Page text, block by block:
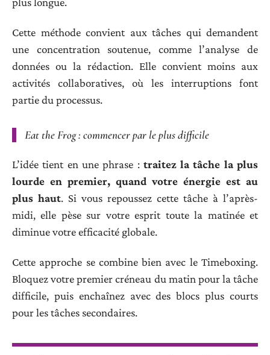
Cette méthode convient aux tâches qui demandent
une concentration soutenue, comme l’analyse de
données ou la rédaction. Elle convient moins aux
activités collaboratives, où les interruptions font
partie du processus.
Eat the Frog : commencer par le plus difficile
L’idée tient en une phrase : traitez la tâche la plus
lourde en premier, quand votre énergie est au
plus haut. Si vous repoussez cette tâche à l’après-
midi, elle pèse sur votre esprit toute la matinée et
diminue votre efficacité globale.
Cette approche se combine bien avec le Timeboxing.
Bloquez votre premier créneau du matin pour la tâche
difficile, puis enchaînez avec des blocs plus courts
pour les tâches secondaires.